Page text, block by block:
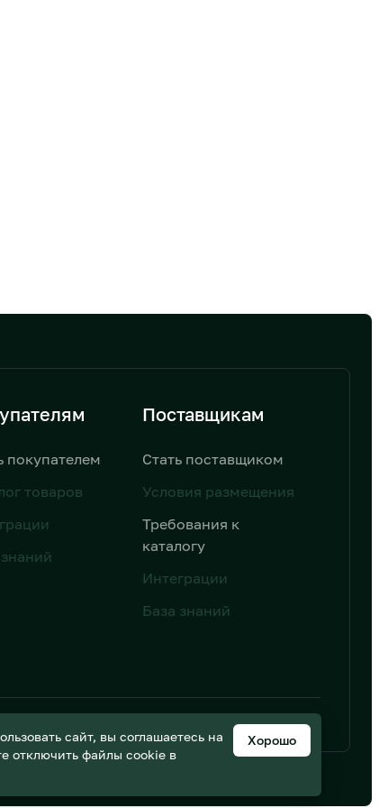
покупателем
товаров
Поставщикам
Стать поставщиком
Условия размещения
Требования к
каталогу
Интеграции
База знаний
Дизайн от AIC
сайт, вы соглашаетесь на
отключить файлы cookie в
Хорошо